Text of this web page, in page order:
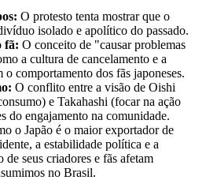
O protesto tenta mostrar que o
isolado e apolítico do passado.
fã: O conceito de "causar problemas
a cultura de cancelamento e a
o comportamento dos fãs japoneses.
O conflito entre a visão de Oishi
e Takahashi (focar na ação
do engajamento na comunidade.
o Japão é o maior exportador de
a estabilidade política e a
de seus criadores e fãs afetam
no Brasil.